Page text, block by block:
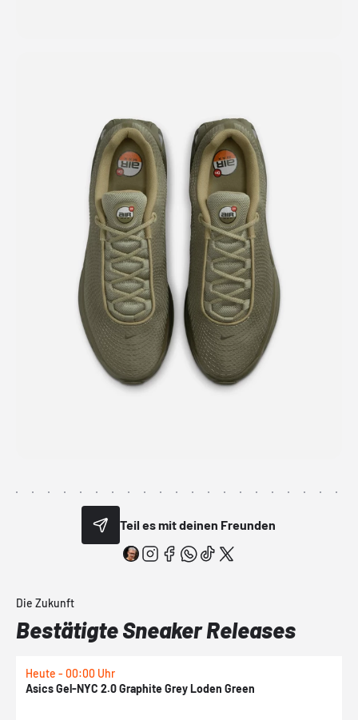
Teil es mit deinen Freunden
Die Zukunft
Bestätigte Sneaker Releases
Heute - 00:00 Uhr
Asics Gel-NYC 2.0 Graphite Grey Loden Green